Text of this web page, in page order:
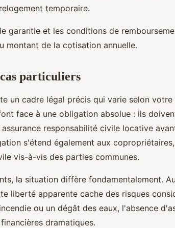
temporaire.
garantie et les conditions de
montant de la cotisation annuelle.
particuliers
un cadre légal précis qui varie selon
face à une obligation absolue : ils
responsabilité civile locative
s'étend également aux
vis-à-vis des parties communes.
la situation diffère fondamentalement.
liberté apparente cache des risques
ou un dégât des eaux, l'absence
dramatiques.